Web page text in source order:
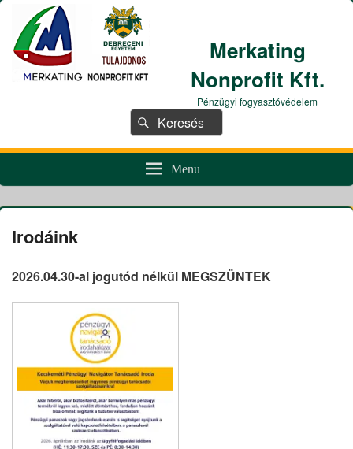
Merkating
Nonprofit Kft.
Pénzügyi fogyasztóvédelem
Search
for:
Search
Menu
Irodáink
2026.04.30-al jogutód nélkül MEGSZÜNTEK